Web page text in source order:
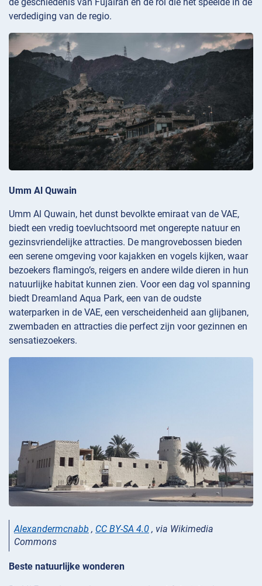
verdediging van de regio.
Umm Al Quwain
Umm Al Quwain, het dunst bevolkte emiraat van de VAE,
biedt een vredig toevluchtsoord met ongerepte natuur en
gezinsvriendelijke attracties. De mangrovebossen bieden
een serene omgeving voor kajakken en vogels kijken, waar
bezoekers flamingo’s, reigers en andere wilde dieren in hun
natuurlijke habitat kunnen zien. Voor een dag vol spanning
biedt Dreamland Aqua Park, een van de oudste
waterparken in de VAE, een verscheidenheid aan glijbanen,
zwembaden en attracties die perfect zijn voor gezinnen en
sensatiezoekers.
Alexandermcnabb , CC BY-SA 4.0 , via Wikimedia
Commons
Beste natuurlijke wonderen